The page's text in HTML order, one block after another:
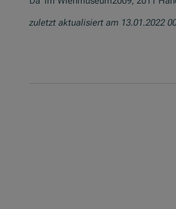
zuletzt aktualisiert am 13.01.2022